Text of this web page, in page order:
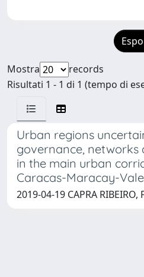
Mostra
records
Risultati 1 - 1 di 1 (tempo di
Urban regions
governance, networks
in the main urban
Caracas-Maracay-
2019-04-19 CAPRA RIBEIRO,